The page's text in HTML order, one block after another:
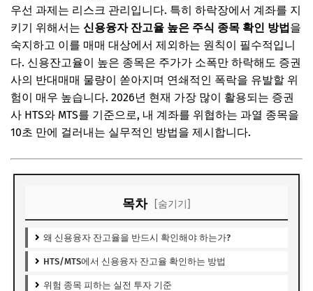
우선 과제는 리스크 관리입니다. 특히 하락장에서 계좌를 지
키기 위해서는 신용융자 잔고율 높은 주식 종목 확인 방법을
숙지하고 이를 매매 대상에서 제외하는 원칙이 필수적입니
다. 신용잔고율이 높은 종목은 주가가 소폭만 하락해도 증권
사의 반대매매 물량이 쏟아지며 연쇄적인 폭락을 유발할 위
험이 매우 높습니다. 2026년 현재 가장 많이 활용되는 증권
사 HTS와 MTS를 기준으로, 내 계좌를 위협하는 과열 종목을
10초 만에 걸러내는 실무적인 방법을 제시합니다.
목차 [숨기기]
왜 신용융자 잔고율을 반드시 확인해야 하는가?
HTS/MTS에서 신용융자 잔고율 확인하는 방법
위험 종목 피하는 실전 투자 기준